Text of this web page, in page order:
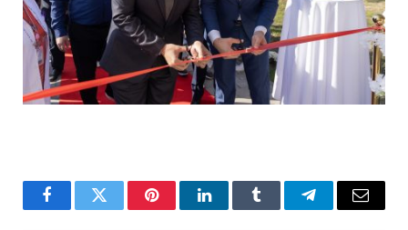
FacebookTwitter PinterestLinkedInTumblr TelegramEmail